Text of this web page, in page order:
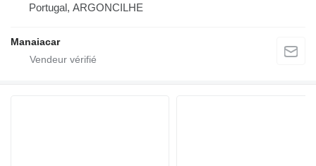
Portugal, ARGONCILHE
Manaiacar